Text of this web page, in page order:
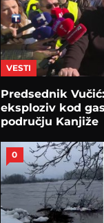
VESTI
Predsednik
eksploziv kod
području Kanjiže
0